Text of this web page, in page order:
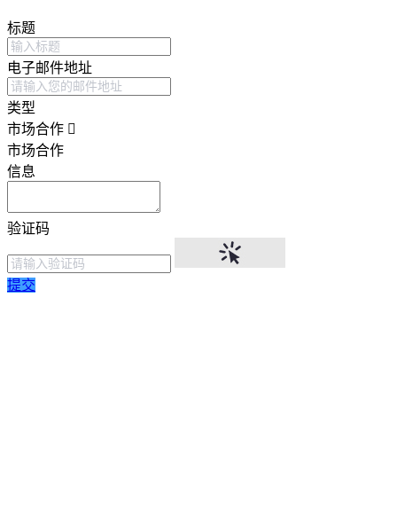
标题
电子邮件地址
类型
市场合作
市场合作
信息
验证码
提交